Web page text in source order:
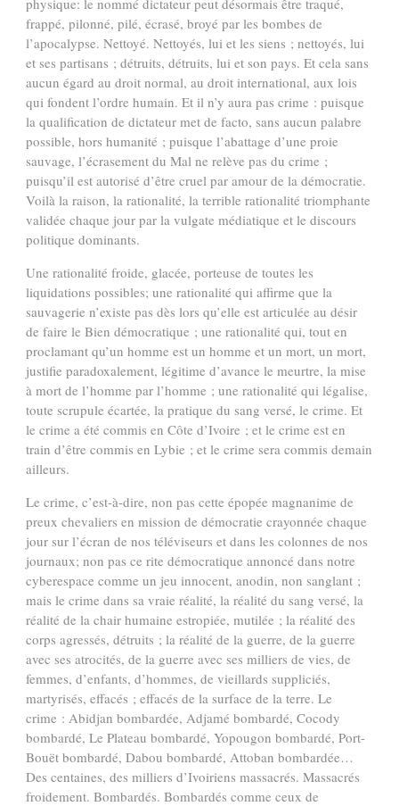
physique: le nommé dictateur peut désormais être traqué,
frappé, pilonné, pilé, écrasé, broyé par les bombes de
l’apocalypse. Nettoyé. Nettoyés, lui et les siens ; nettoyés, lui
et ses partisans ; détruits, détruits, lui et son pays. Et cela sans
aucun égard au droit normal, au droit international, aux lois
qui fondent l’ordre humain. Et il n’y aura pas crime : puisque
la qualification de dictateur met de facto, sans aucun palabre
possible, hors humanité ; puisque l’abattage d’une proie
sauvage, l’écrasement du Mal ne relève pas du crime ;
puisqu’il est autorisé d’être cruel par amour de la démocratie.
Voilà la raison, la rationalité, la terrible rationalité triomphante
validée chaque jour par la vulgate médiatique et le discours
politique dominants.
Une rationalité froide, glacée, porteuse de toutes les
liquidations possibles; une rationalité qui affirme que la
sauvagerie n’existe pas dès lors qu’elle est articulée au désir
de faire le Bien démocratique ; une rationalité qui, tout en
proclamant qu’un homme est un homme et un mort, un mort,
justifie paradoxalement, légitime d’avance le meurtre, la mise
à mort de l’homme par l’homme ; une rationalité qui légalise,
toute scrupule écartée, la pratique du sang versé, le crime. Et
le crime a été commis en Côte d’Ivoire ; et le crime est en
train d’être commis en Lybie ; et le crime sera commis demain
ailleurs.
Le crime, c’est-à-dire, non pas cette épopée magnanime de
preux chevaliers en mission de démocratie crayonnée chaque
jour sur l’écran de nos téléviseurs et dans les colonnes de nos
journaux; non pas ce rite démocratique annoncé dans notre
cyberespace comme un jeu innocent, anodin, non sanglant ;
mais le crime dans sa vraie réalité, la réalité du sang versé, la
réalité de la chair humaine estropiée, mutilée ; la réalité des
corps agressés, détruits ; la réalité de la guerre, de la guerre
avec ses atrocités, de la guerre avec ses milliers de vies, de
femmes, d’enfants, d’hommes, de vieillards suppliciés,
martyrisés, effacés ; effacés de la surface de la terre. Le
crime : Abidjan bombardée, Adjamé bombardé, Cocody
bombardé, Le Plateau bombardé, Yopougon bombardé, Port-
Bouët bombardé, Dabou bombardé, Attoban bombardée…
Des centaines, des milliers d’Ivoiriens massacrés. Massacrés
froidement. Bombardés. Bombardés comme ceux de